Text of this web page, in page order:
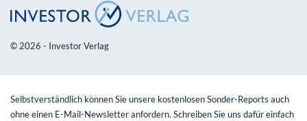
© 2026 - Investor Verlag
Selbstverständlich können Sie unsere kostenlosen Sonder-Reports auch
ohne einen E-Mail-Newsletter anfordern. Schreiben Sie uns dafür einfach